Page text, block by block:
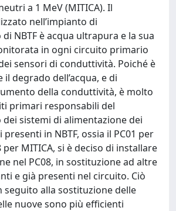
a 1 MeV (MITICA). Il
nell’impianto di
NBTF è acqua ultrapura e la sua
in ogni circuito primario
sensori di conduttività. Poiché è
degrado dell’acqua, e di
della conduttività, è molto
primari responsabili del
sistemi di alimentazione dei
in NBTF, ossia il PC01 per
per MITICA, si è deciso di installare
nel PC08, in sostituzione ad altre
e già presenti nel circuito. Ciò
seguito alla sostituzione delle
nuove sono più efficienti